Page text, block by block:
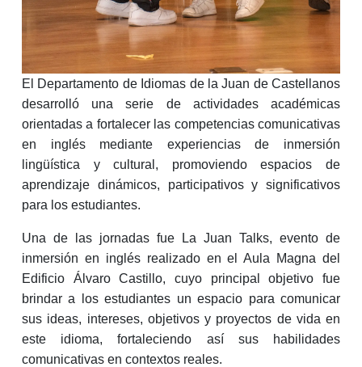
El Departamento de Idiomas de la Juan de Castellanos
desarrolló una serie de actividades académicas
orientadas a fortalecer las competencias comunicativas
en inglés mediante experiencias de inmersión
lingüística y cultural, promoviendo espacios de
aprendizaje dinámicos, participativos y significativos
para los estudiantes.
Una de las jornadas fue La Juan Talks, evento de
inmersión en inglés realizado en el Aula Magna del
Edificio Álvaro Castillo, cuyo principal objetivo fue
brindar a los estudiantes un espacio para comunicar
sus ideas, intereses, objetivos y proyectos de vida en
este idioma, fortaleciendo así sus habilidades
comunicativas en contextos reales.